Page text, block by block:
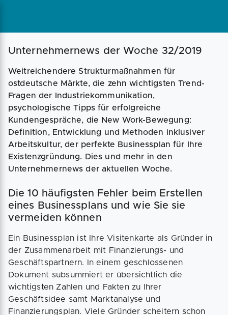
Magazin Businessplan Fördermittel
Unternehmernews der Woche 32/2019
Weitreichendere Strukturmaßnahmen für
ostdeutsche Märkte, die zehn wichtigsten Trend-
Fragen der Industriekommunikation,
psychologische Tipps für erfolgreiche
Kundengespräche, die New Work-Bewegung:
Definition, Entwicklung und Methoden inklusiver
Arbeitskultur, der perfekte Businessplan für Ihre
Existenzgründung. Dies und mehr in den
Unternehmernews der aktuellen Woche.
Die 10 häufigsten Fehler beim Erstellen
eines Businessplans und wie Sie sie
vermeiden können
Ein Businessplan ist Ihre Visitenkarte als Gründer in
der Zusammenarbeit mit Finanzierungs- und
Geschäftspartnern. In einem geschlossenen
Dokument subsummiert er übersichtlich die
wichtigsten Zahlen und Fakten zu Ihrer
Geschäftsidee samt Marktanalyse und
Finanzierungsplan. Viele Gründer scheitern schon